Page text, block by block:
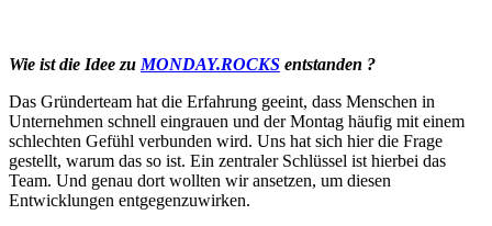
Wie ist die Idee zu MONDAY.ROCKS entstanden ?
Das Gründerteam hat die Erfahrung geeint, dass Menschen in
Unternehmen schnell eingrauen und der Montag häufig mit einem
schlechten Gefühl verbunden wird. Uns hat sich hier die Frage
gestellt, warum das so ist. Ein zentraler Schlüssel ist hierbei das
Team. Und genau dort wollten wir ansetzen, um diesen
Entwicklungen entgegenzuwirken.